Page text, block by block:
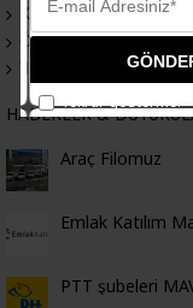
Tekrar gösterme.
Kamu
Özel Sektör
İletişim
HABERLER &
Araç Filomuz
Emlak Katılım
PTT şubeleri